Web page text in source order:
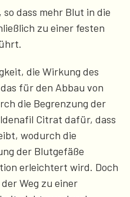
dass mehr Blut in die
zu einer festen
die Wirkung des
für den Abbau von
die Begrenzung der
Citrat dafür, dass
wodurch die
der Blutgefäße
erleichtert wird. Doch
Weg zu einer